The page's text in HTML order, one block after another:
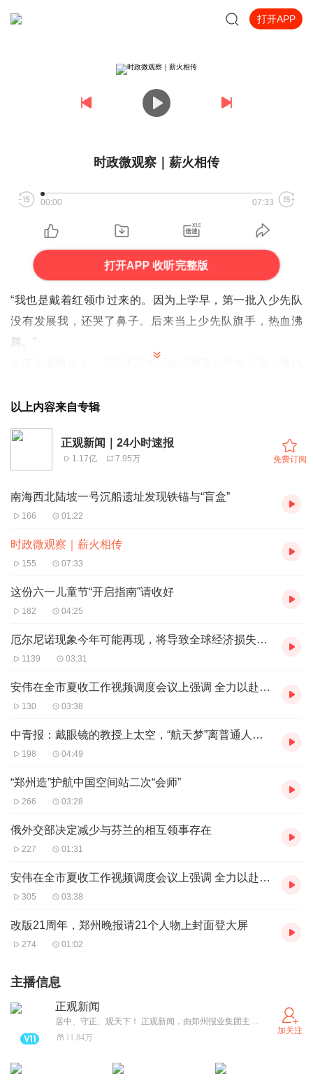
打开APP
时政微观察｜薪火相传
00:00 07:33
打开APP 收听完整版
“我也是戴着红领巾过来的。因为上学早，第一批入少先队
没有发展我，还哭了鼻子。后来当上少先队旗手，热血沸
腾。”
“记得入队时心怦怦跳，很激动。不知你们有没有这种感
觉？”2014年“六一”国际儿童节前夕，习近平总书记参加北
京市海淀区民族小学少先队员入队仪式时，也说到了自己当
年入队时的情景。
“为什么会这样？因为是一种荣誉。”总书记说，“我在你们脸
上看到了希望，祖国和民族的希望。正像誓言说的那样，要
当代中国少年儿童既是实现第一个百年奋斗目标的经历者、
化强国的生力军。党的十八大以来，习近平总书记多次走到
少年儿童中间，给他们回信等，关心孩子们的身体健康和成
长成才。
站在红色江山后继有人、中国特色社会主义事业薪火相传的
△2022年3月30日，习近平总书记来到北京市大兴区黄村镇
2022年3月30日，北京市大兴区植树点，习近平总书记同少
年儿童一起扶苗培土、拎桶浇水，并同他们谈心。
“还记得过年时，我父亲给我女儿包了一个红包，打开一
看，是牙签。原来这是老人家平时收集起来的家里剩下的牙
来’。第二年，又包了一个红包，打开一看，是纸巾，也是
“这些看起来很老土，实则很先进。勿以善小而不为，从一
点一滴做起。”
心孩子们的教育和生活，鼓励大家从小做起，日积月累。
△2021年9月14日，习近平总书记在陕西榆林绥德实验中学
2021年9月14日，在陕西榆林市绥德实验中学考察时，习近
以上内容来自专辑
正观新闻｜24小时速报
1.17亿 7.95万 免费订阅
南海西北陆坡一号沉船遗址发现铁锚与“盲盒”
166 01:22
时政微观察｜薪火相传
155 07:33
这份六一儿童节“开启指南”请收好
182 04:25
厄尔尼诺现象今年可能再现，将导致全球经济损失3万亿美元
1139 03:31
安伟在全市夏收工作视频调度会议上强调 全力以赴多措并举组织好“三夏”工作 坚决保障好粮食安全维护好农民利益
130 03:38
中青报：戴眼镜的教授上太空，“航天梦”离普通人更近了
198 04:49
“郑州造”护航中国空间站二次“会师”
266 03:28
俄外交部决定减少与芬兰的相互领事存在
227 01:31
安伟在全市夏收工作视频调度会议上强调 全力以赴多措并举组织好“三夏”工作 坚决保障好粮食安全维护好农民利益
305 03:38
改版21周年，郑州晚报请21个人物上封面登大屏
274 01:02
主播信息
正观新闻
居中、守正、观天下！ 正观新闻，由郑州报业集团主办，是郑州市全力打造的“扎根郑州、立足中原、放眼全球”的拥有较强影响力的新型主流媒体，集“新闻+政务+服务”于一体的突出文化和国际视野的新媒体平台。
11.84万
加关注